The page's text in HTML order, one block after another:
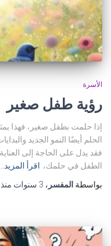
الأسرة
رؤية طفل صغير
إذا حلمت بطفل صغير، فهذا
الحلم أيضًا النمو الجديد
فقد يدل على الحاجة إلى
الطفل في حلمك، اقرأ المزيد…
بواسطة المفسر ، 3 سنوات منذ